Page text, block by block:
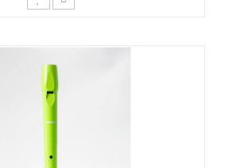
инструмента и нужно
их направить в этом.
звук блокфлейты является
способов с детства развивать
В тоже время, дети будут у..